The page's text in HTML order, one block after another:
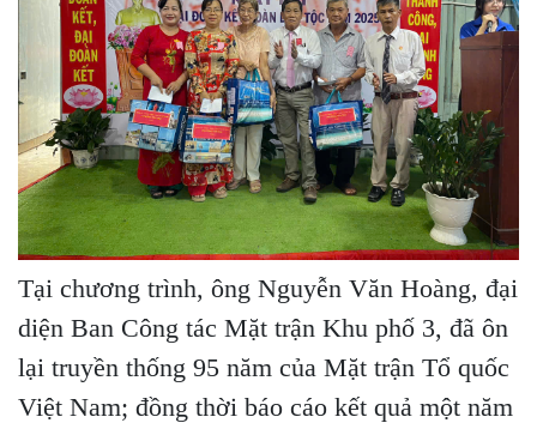
Tại chương trình, ông Nguyễn Văn Hoàng, đại
diện Ban Công tác Mặt trận Khu phố 3, đã ôn
lại truyền thống 95 năm của Mặt trận Tổ quốc
Việt Nam; đồng thời báo cáo kết quả một năm